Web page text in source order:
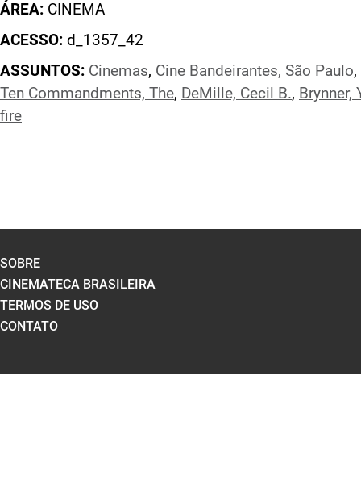
ÁREA: CINEMA
ACESSO: d_1357_42
ASSUNTOS: Cinemas, Cine Bandeirantes, São Paulo,
Ten Commandments, The, DeMille, Cecil B., Brynner,
fire
SOBRE
CINEMATECA BRASILEIRA
TERMOS DE USO
CONTATO